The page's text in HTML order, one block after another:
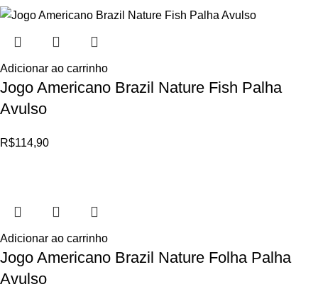
Adicionar ao carrinho
Jogo Americano Brazil Nature Fish Palha
Avulso
R$114,90
Adicionar ao carrinho
Jogo Americano Brazil Nature Folha Palha
Avulso